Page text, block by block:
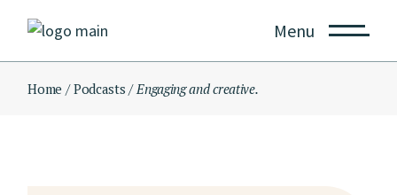
Menu
Home Podcasts Engaging and creative.